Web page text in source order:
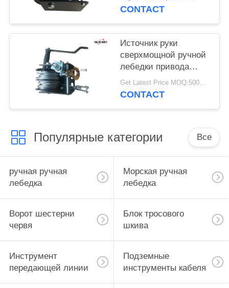
ручной
CONTACT
Источник руки
сверхмощной ручной
лебедки привода
червя ворота
шестерни червя
Get Latest Price MOQ:500PCS
CONTACT
Популярные категории Все
ручная ручная
лебедка
Морская ручная
лебедка
Ворот шестерни
червя
Блок тросового
шкива
Инструмент
передающей линии
Подземные
инструменты кабеля